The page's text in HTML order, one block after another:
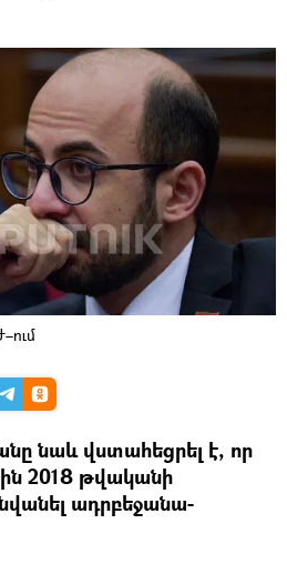
նաև վստահեցրել է, որ
2018 թվականի
ադրբեջանա-